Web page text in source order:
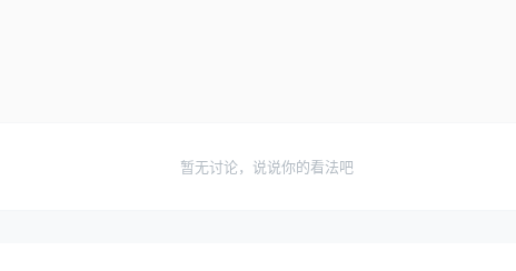
暂无讨论，说说你的看法吧